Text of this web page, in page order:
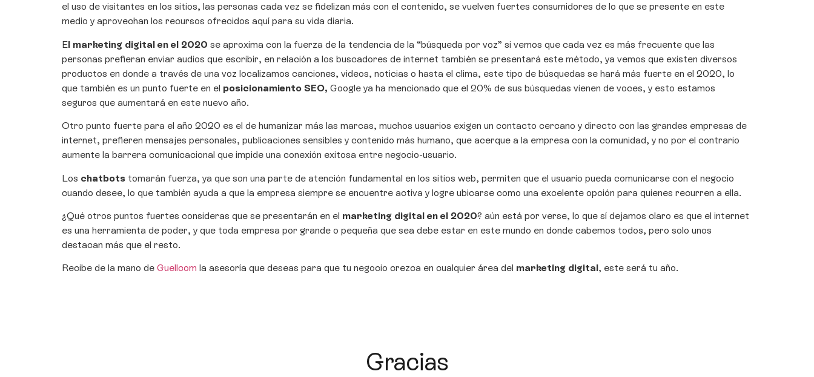
el uso de visitantes en los sitios, las personas cada vez se fidelizan más con el contenido, se vuelven fuertes consumidores de lo que se presente en este
medio y aprovechan los recursos ofrecidos aquí para su vida diaria.
El marketing digital en el 2020 se aproxima con la fuerza de la tendencia de la “búsqueda por voz” si vemos que cada vez es más frecuente que las
personas prefieran enviar audios que escribir, en relación a los buscadores de internet también se presentará este método, ya vemos que existen diversos
productos en donde a través de una voz localizamos canciones, videos, noticias o hasta el clima, este tipo de búsquedas se hará más fuerte en el 2020, lo
que también es un punto fuerte en el posicionamiento SEO, Google ya ha mencionado que el 20% de sus búsquedas vienen de voces, y esto estamos
seguros que aumentará en este nuevo año.
Otro punto fuerte para el año 2020 es el de humanizar más las marcas, muchos usuarios exigen un contacto cercano y directo con las grandes empresas de
internet, prefieren mensajes personales, publicaciones sensibles y contenido más humano, que acerque a la empresa con la comunidad, y no por el contrario
aumente la barrera comunicacional que impide una conexión exitosa entre negocio-usuario.
Los chatbots tomarán fuerza, ya que son una parte de atención fundamental en los sitios web, permiten que el usuario pueda comunicarse con el negocio
cuando desee, lo que también ayuda a que la empresa siempre se encuentre activa y logre ubicarse como una excelente opción para quienes recurren a ella.
¿Qué otros puntos fuertes consideras que se presentarán en el marketing digital en el 2020? aún está por verse, lo que sí dejamos claro es que el internet
es una herramienta de poder, y que toda empresa por grande o pequeña que sea debe estar en este mundo en donde cabemos todos, pero solo unos
destacan más que el resto.
Recibe de la mano de Guellcom la asesoría que deseas para que tu negocio crezca en cualquier área del marketing digital, este será tu año.
Gracias